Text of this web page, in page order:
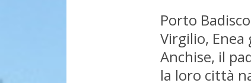
Porto
Virgilio, Enea
Anchise, il
la loro città